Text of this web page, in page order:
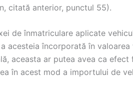
citată anterior, punctul 55).
de înmatriculare aplicate
acesteia încorporată în
aceasta ar putea avea ca
în acest mod a importului de